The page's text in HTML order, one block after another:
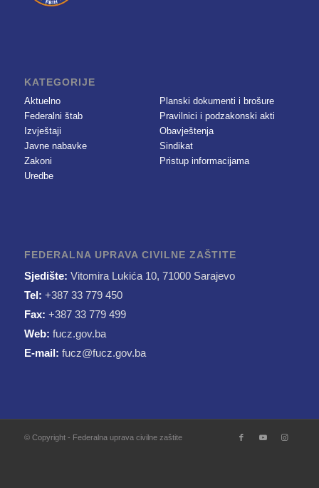
KATEGORIJE
Aktuelno
Federalni štab
Izvještaji
Javne nabavke
Zakoni
Uredbe
Planski dokumenti i brošure
Pravilnici i podzakonski akti
Obavještenja
Sindikat
Pristup informacijama
FEDERALNA UPRAVA CIVILNE ZAŠTITE
Sjedište: Vitomira Lukića 10, 71000 Sarajevo
Tel: +387 33 779 450
Fax: +387 33 779 499
Web: fucz.gov.ba
E-mail: fucz@fucz.gov.ba
© Copyright - Federalna uprava civilne zaštite